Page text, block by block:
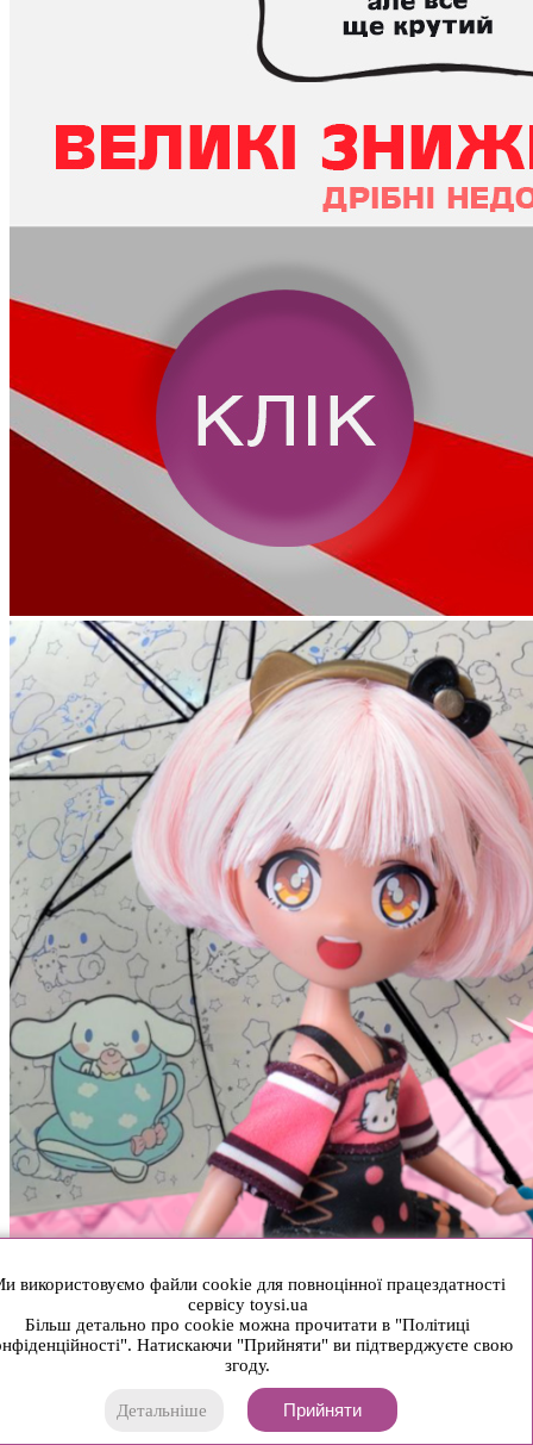
використовуємо файли cookie для повноцінної працездатності
сервісу toysi.ua
Більш детально про cookie можна прочитати в "Політиці
Натискаючи "Прийняти" ви підтверджуєте свою
згоду.
Детальніше Прийняти